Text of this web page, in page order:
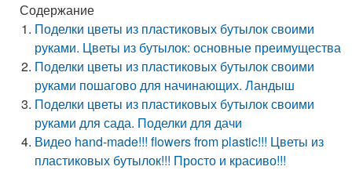
Содержание
Поделки цветы из пластиковых бутылок своими
руками. Цветы из бутылок: основные преимущества
Поделки цветы из пластиковых бутылок своими
руками пошагово для начинающих. Ландыш
Поделки цветы из пластиковых бутылок своими
руками для сада. Поделки для дачи
Видео hand-made!!! flowers from plastic!!! Цветы из
пластиковых бутылок!!! Просто и красиво!!!